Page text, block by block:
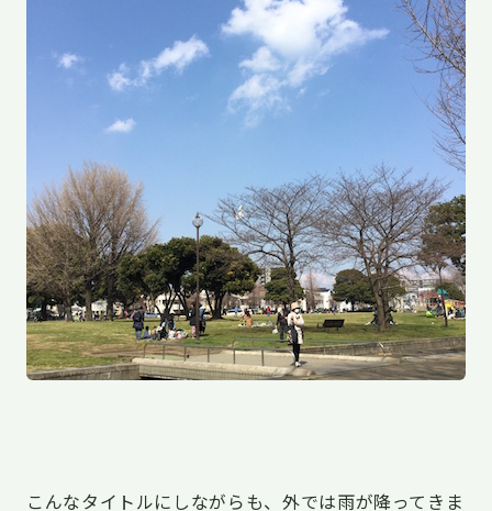
こんなタイトルにしながらも、外では雨が降ってきま